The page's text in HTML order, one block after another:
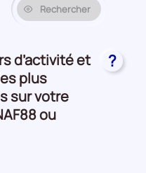
Rechercher
d’activité et
plus
sur votre
ou
?